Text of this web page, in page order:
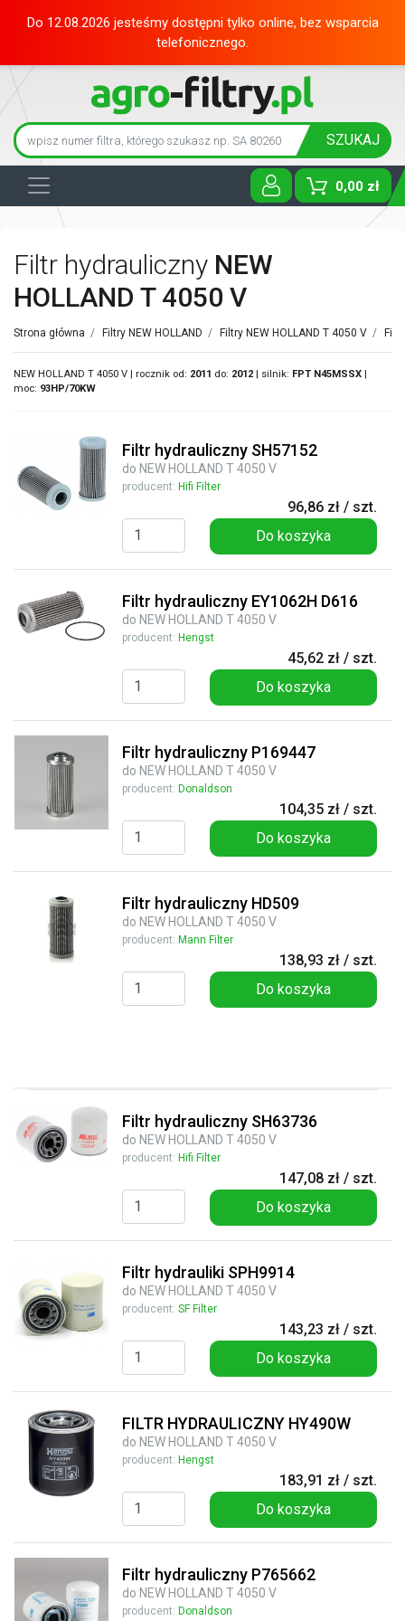
Do 12.08.2026 jesteśmy dostępni tylko online, bez wsparcia
telefonicznego.
SZUKAJ
0,00 zł
Toggle
Filtr hydrauliczny NEW
HOLLAND T 4050 V
Strona główna / Filtry NEW HOLLAND / Filtry NEW HOLLAND T 4050 V / Filtr
NEW HOLLAND T 4050 V | rocznik od: 2011 do: 2012 | silnik: FPT N45MSSX |
moc: 93HP/70KW
Filtr hydrauliczny SH57152
do NEW HOLLAND T 4050 V
producent: Hifi Filter
96,86 zł / szt.
Do koszyka
Filtr hydrauliczny EY1062H D616
do NEW HOLLAND T 4050 V
producent: Hengst
45,62 zł / szt.
Do koszyka
Filtr hydrauliczny P169447
do NEW HOLLAND T 4050 V
producent: Donaldson
104,35 zł / szt.
Do koszyka
Filtr hydrauliczny HD509
do NEW HOLLAND T 4050 V
producent: Mann Filter
138,93 zł / szt.
Do koszyka
Filtr hydrauliczny SH63736
do NEW HOLLAND T 4050 V
producent: Hifi Filter
147,08 zł / szt.
Do koszyka
Filtr hydrauliki SPH9914
do NEW HOLLAND T 4050 V
producent: SF Filter
143,23 zł / szt.
Do koszyka
FILTR HYDRAULICZNY HY490W
do NEW HOLLAND T 4050 V
producent: Hengst
183,91 zł / szt.
Do koszyka
Filtr hydrauliczny P765662
do NEW HOLLAND T 4050 V
producent: Donaldson